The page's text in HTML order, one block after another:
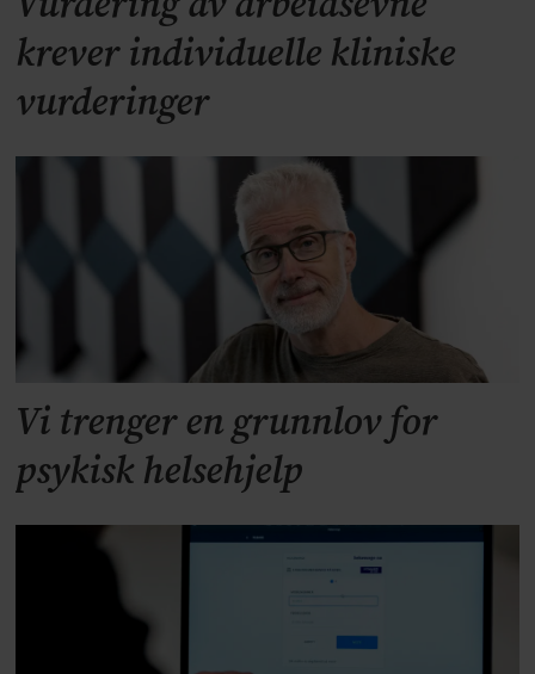
krever individuelle kliniske
vurderinger
Vi trenger en grunnlov for
psykisk helsehjelp